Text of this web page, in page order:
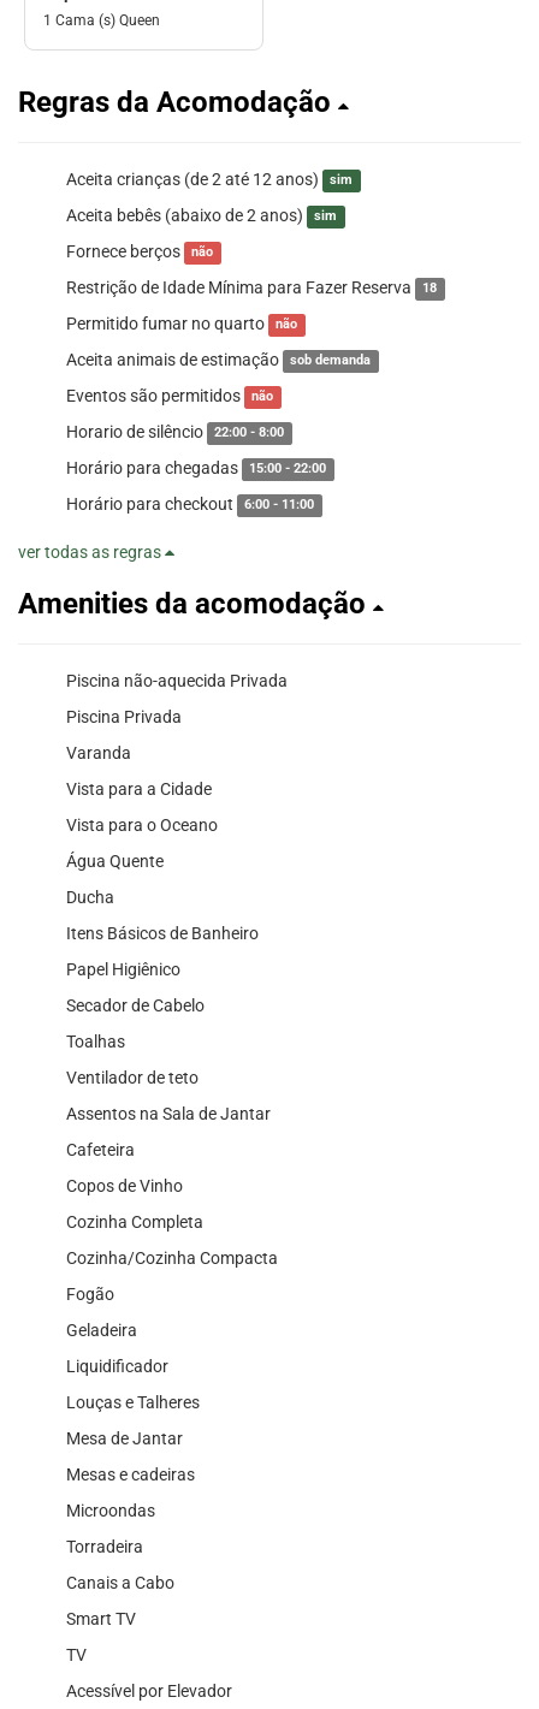
1 Cama (s) Queen
Regras da Acomodação
Aceita crianças (de 2 até 12 anos) sim
Aceita bebês (abaixo de 2 anos) sim
Fornece berços não
Restrição de Idade Mínima para Fazer Reserva 18
Permitido fumar no quarto não
Aceita animais de estimação sob demanda
Eventos são permitidos não
Horario de silêncio 22:00 - 8:00
Horário para chegadas 15:00 - 22:00
Horário para checkout 6:00 - 11:00
ver todas as regras
Amenities da acomodação
Piscina não-aquecida Privada
Piscina Privada
Varanda
Vista para a Cidade
Vista para o Oceano
Água Quente
Ducha
Itens Básicos de Banheiro
Papel Higiênico
Secador de Cabelo
Toalhas
Ventilador de teto
Assentos na Sala de Jantar
Cafeteira
Copos de Vinho
Cozinha Completa
Cozinha/Cozinha Compacta
Fogão
Geladeira
Liquidificador
Louças e Talheres
Mesa de Jantar
Mesas e cadeiras
Microondas
Torradeira
Canais a Cabo
Smart TV
TV
Acessível por Elevador